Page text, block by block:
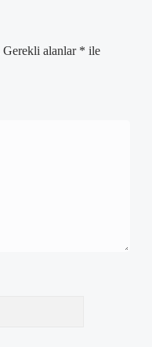
Gerekli alanlar * ile